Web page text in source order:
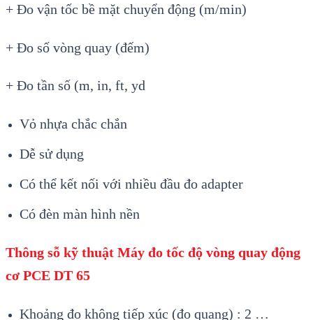
+ Đo vận tốc bề mặt chuyển động (m/min)
+ Đo số vòng quay (đếm)
+ Đo tần số (m, in, ft, yd
Vỏ nhựa chắc chắn
Dễ sử dụng
Có thể kết nối với nhiều đầu đo adapter
Có đèn màn hình nền
Thông sỗ kỹ thuật Máy đo tốc độ vòng quay động
cơ PCE DT 65
Khoảng đo không tiếp xúc (đo quang) : 2 …